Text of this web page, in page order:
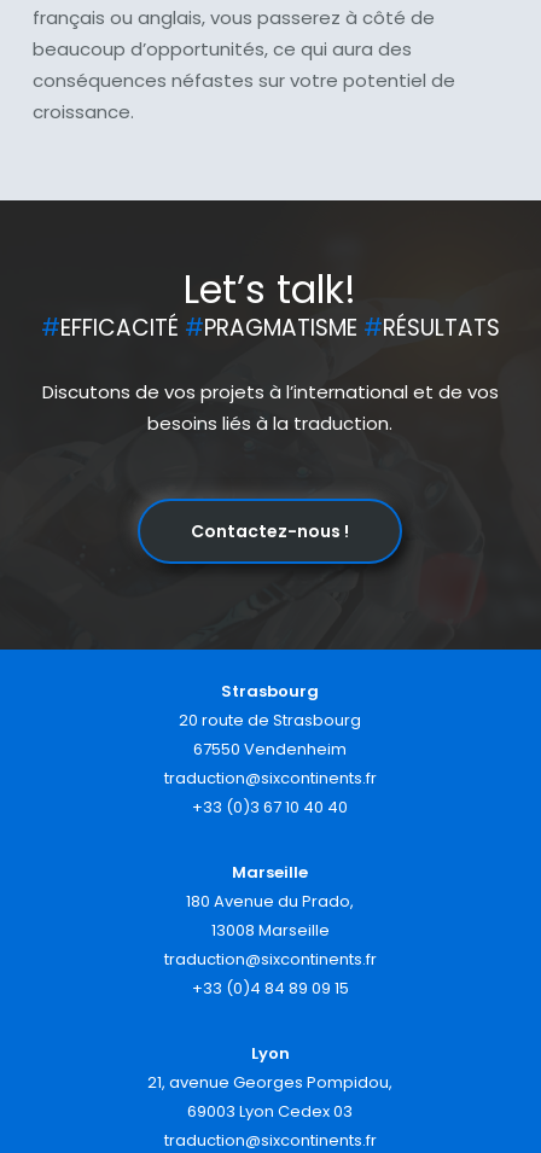
français ou anglais, vous passerez à côté de
beaucoup d’opportunités, ce qui aura des
conséquences néfastes sur votre potentiel de
croissance.
Let’s talk!
#EFFICACITÉ #PRAGMATISME #RÉSULTATS
Discutons de vos projets à l’international et de vos
besoins liés à la traduction.
Contactez-nous !
Strasbourg
20 route de Strasbourg
67550 Vendenheim
traduction@sixcontinents.fr
+33 (0)3 67 10 40 40
Marseille
180 Avenue du Prado,
13008 Marseille
traduction@sixcontinents.fr
+33 (0)4 84 89 09 15
Lyon
21, avenue Georges Pompidou,
69003 Lyon Cedex 03
traduction@sixcontinents.fr